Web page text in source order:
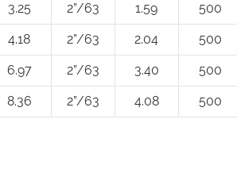
3.25 2”/63 1.59 500
4.18 2”/63 2.04 500
6.97 2”/63 3.40 500
8.36 2”/63 4.08 500